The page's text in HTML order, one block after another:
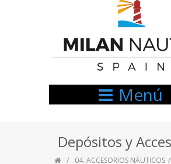
Menú
Depósitos y
04. ACCESORIOS NÁUTICOS